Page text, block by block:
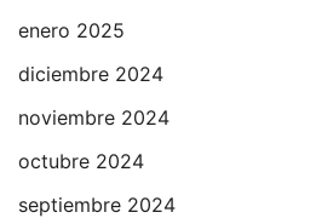
enero 2025
diciembre 2024
noviembre 2024
octubre 2024
septiembre 2024